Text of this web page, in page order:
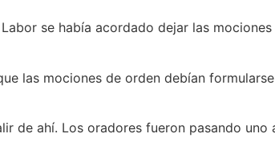
se había acordado dejar las
las mociones de orden debían
de ahí. Los oradores fueron pasando uno